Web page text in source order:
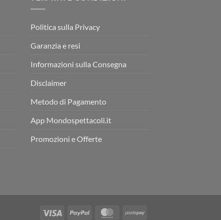
Politica sulla Privacy
Garanzia e resi
Informazioni sulla Consegna
Disclaimer
Metodo di Pagamento
App Mondospettacoli.it
Promozioni e Offerte